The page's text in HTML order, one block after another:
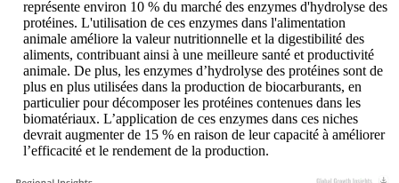
représente environ 10 % du marché des enzymes d'hydrolyse des
protéines. L'utilisation de ces enzymes dans l'alimentation
animale améliore la valeur nutritionnelle et la digestibilité des
aliments, contribuant ainsi à une meilleure santé et productivité
animale. De plus, les enzymes d’hydrolyse des protéines sont de
plus en plus utilisées dans la production de biocarburants, en
particulier pour décomposer les protéines contenues dans les
biomatériaux. L’application de ces enzymes dans ces niches
devrait augmenter de 15 % en raison de leur capacité à améliorer
l’efficacité et le rendement de la production.